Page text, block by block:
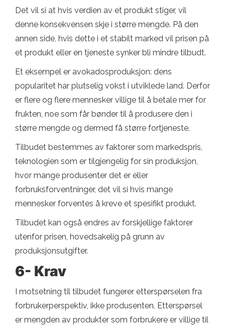
Det vil si at hvis verdien av et produkt stiger, vil
denne konsekvensen skje i større mengde. På den
annen side, hvis dette i et stabilt marked vil prisen på
et produkt eller en tjeneste synker bli mindre tilbudt.
Et eksempel er avokadosproduksjon: dens
popularitet har plutselig vokst i utviklede land. Derfor
er flere og flere mennesker villige til å betale mer for
frukten, noe som får bønder til å produsere den i
større mengde og dermed få større fortjeneste.
Tilbudet bestemmes av faktorer som markedspris,
teknologien som er tilgjengelig for sin produksjon,
hvor mange produsenter det er eller
forbruksforventninger, det vil si hvis mange
mennesker forventes å kreve et spesifikt produkt.
Tilbudet kan også endres av forskjellige faktorer
utenfor prisen, hovedsakelig på grunn av
produksjonsutgifter.
6- Krav
I motsetning til tilbudet fungerer etterspørselen fra
forbrukerperspektiv, ikke produsenten. Etterspørsel
er mengden av produkter som forbrukere er villige til